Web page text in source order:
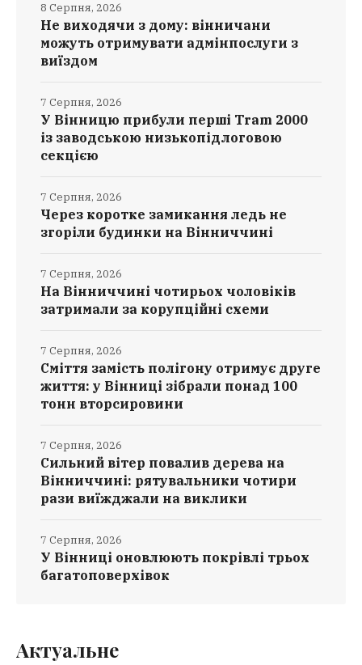
Не виходячи з дому: вінничани
можуть отримувати адмінпослуги з
виїздом
8 Серпня, 2026
У Вінницю прибули перші Tram 2000
із заводською низькопідлоговою
секцією
7 Серпня, 2026
Через коротке замикання ледь не
згоріли будинки на Вінниччині
7 Серпня, 2026
На Вінниччині чотирьох чоловіків
затримали за корупційні схеми
7 Серпня, 2026
Сміття замість полігону отримує друге
життя: у Вінниці зібрали понад 100
тонн вторсировини
7 Серпня, 2026
Сильний вітер повалив дерева на
Вінниччині: рятувальники чотири
рази виїжджали на виклики
7 Серпня, 2026
У Вінниці оновлюють покрівлі трьох
багатоповерхівок
7 Серпня, 2026
Актуальне